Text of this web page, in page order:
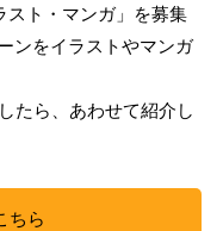
スト・マンガ」を募集
ンをイラストやマンガ
たら、あわせて紹介し
ちら